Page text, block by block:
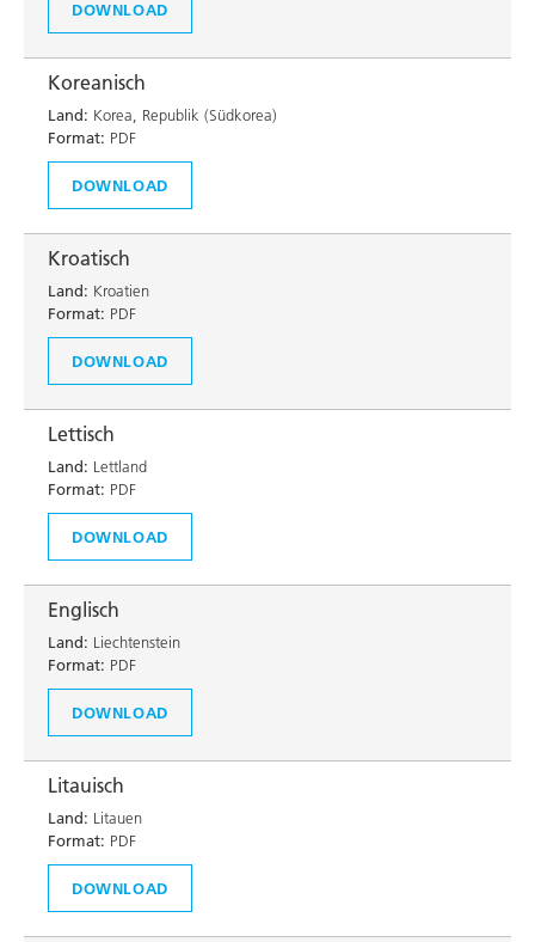
DOWNLOAD
Koreanisch
Land: Korea, Republik (Südkorea)
Format: PDF
DOWNLOAD
Kroatisch
Land: Kroatien
Format: PDF
DOWNLOAD
Lettisch
Land: Lettland
Format: PDF
DOWNLOAD
Englisch
Land: Liechtenstein
Format: PDF
DOWNLOAD
Litauisch
Land: Litauen
Format: PDF
DOWNLOAD